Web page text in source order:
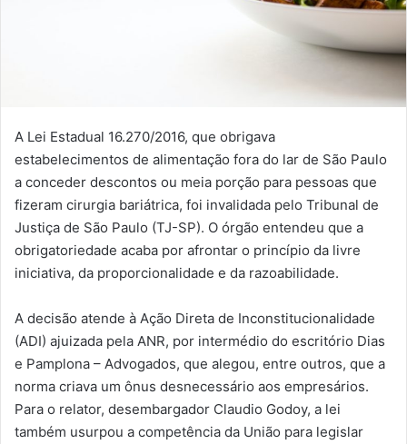
A Lei Estadual 16.270/2016, que obrigava
estabelecimentos de alimentação fora do lar de São Paulo
a conceder descontos ou meia porção para pessoas que
fizeram cirurgia bariátrica, foi invalidada pelo Tribunal de
Justiça de São Paulo (TJ-SP). O órgão entendeu que a
obrigatoriedade acaba por afrontar o princípio da livre
iniciativa, da proporcionalidade e da razoabilidade.
A decisão atende à Ação Direta de Inconstitucionalidade
(ADI) ajuizada pela ANR, por intermédio do escritório Dias
e Pamplona – Advogados, que alegou, entre outros, que a
norma criava um ônus desnecessário aos empresários.
Para o relator, desembargador Claudio Godoy, a lei
também usurpou a competência da União para legislar